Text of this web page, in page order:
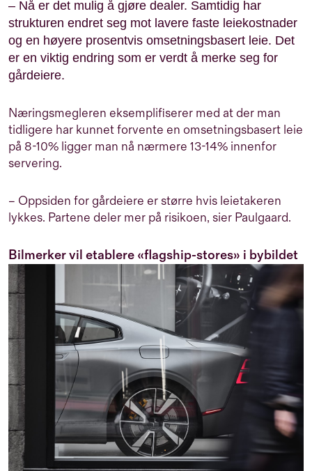
– Nå er det mulig å gjøre dealer. Samtidig har
strukturen endret seg mot lavere faste leiekostnader
og en høyere prosentvis omsetningsbasert leie. Det
er en viktig endring som er verdt å merke seg for
gårdeiere.
Næringsmegleren eksemplifiserer med at der man
tidligere har kunnet forvente en omsetningsbasert leie
på 8-10% ligger man nå nærmere 13-14% innenfor
servering.
– Oppsiden for gårdeiere er større hvis leietakeren
lykkes. Partene deler mer på risikoen, sier Paulgaard.
Bilmerker vil etablere «flagship-stores» i bybildet